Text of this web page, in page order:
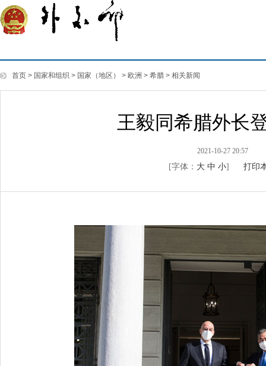
首页 > 国家和组织 > 国家（地区） > 欧洲 > 希腊 > 相关新闻
王毅同希腊外长
2021-10-27 20:57
[字体： 大 中 小] 打印